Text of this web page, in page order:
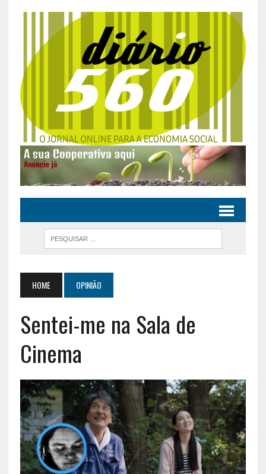
HOME OPINIÃO
Sentei-me na Sala de
Cinema